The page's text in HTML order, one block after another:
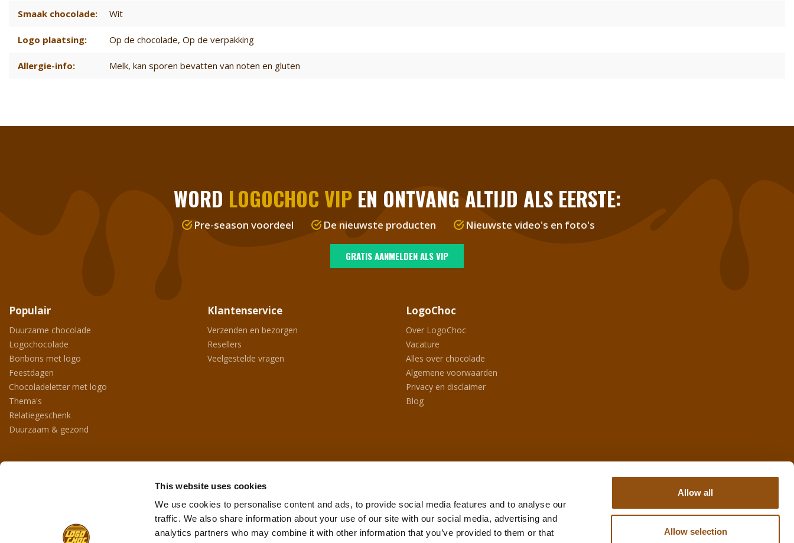
This website uses cookies
We use cookies to personalise content and ads, to provide social media features and to analyse our
traffic. We also share information about your use of our site with our social media, advertising and
analytics partners who may combine it with other information that you’ve provided to them or that
Allow all
Allow selection
Smaak chocolade: Wit
Logo plaatsing: Op de chocolade, Op de verpakking
Allergie-info: Melk, kan sporen bevatten van noten en gluten
WORD LOGOCHOC VIPEN ONTVANG ALTIJD ALS EERSTE:
Pre-season voordeel De nieuwste producten Nieuwste video's en foto's
GRATIS AANMELDEN ALS VIP
Populair
Duurzame chocolade
Logochocolade
Bonbons met logo
Feestdagen
Chocoladeletter met logo
Thema's
Relatiegeschenk
Duurzaam & gezond
Klantenservice
Verzenden en bezorgen
Resellers
Veelgestelde vragen
LogoChoc
Over LogoChoc
Vacature
Alles over chocolade
Algemene voorwaarden
Privacy en disclaimer
Blog
info@logochoc.nl